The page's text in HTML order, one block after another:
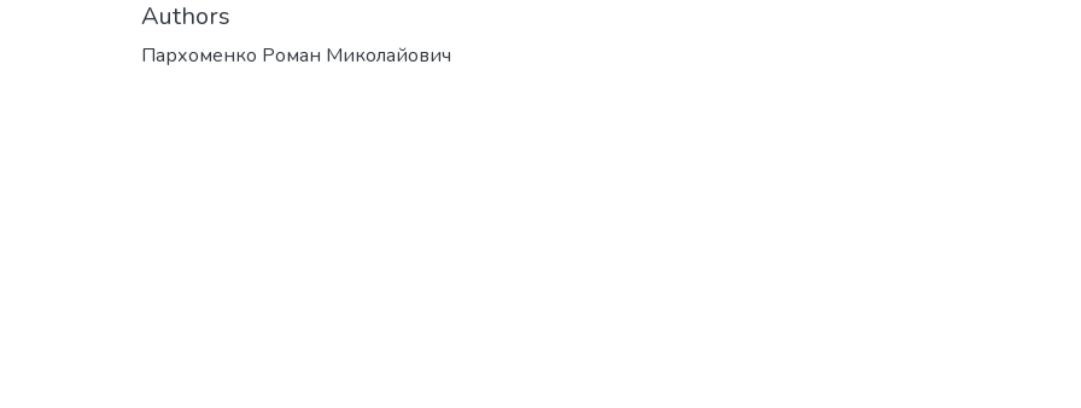
Authors
Пархоменко Роман Миколайович